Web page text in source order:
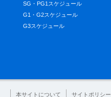
SG・PG1スケジュール
G1・G2スケジュール
G3スケジュール
本サイトについて サイトポリシー